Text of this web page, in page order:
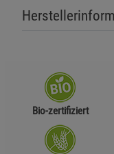
Bio-zertifiziert